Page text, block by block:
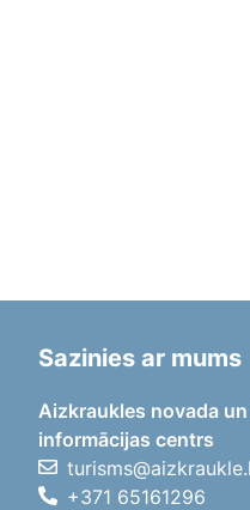
Sazinies ar mums
Aizkraukles novada
informācijas centrs
+371 65161296